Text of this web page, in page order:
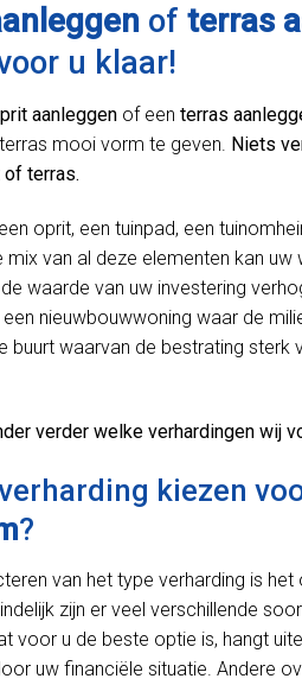
of terras
u klaar!
aanleggen of een terras
mooi vorm te geven. Niets
terras.
oprit, een tuinpad, een
van al deze elementen kan
waarde van uw investering
een nieuwbouwwoning waar de
buurt waarvan de bestrating
verder welke verhardingen wij
kiezen
?
van het type verharding is
zijn er veel verschillende
voor u de beste optie is, hangt
uw financiële situatie. Andere